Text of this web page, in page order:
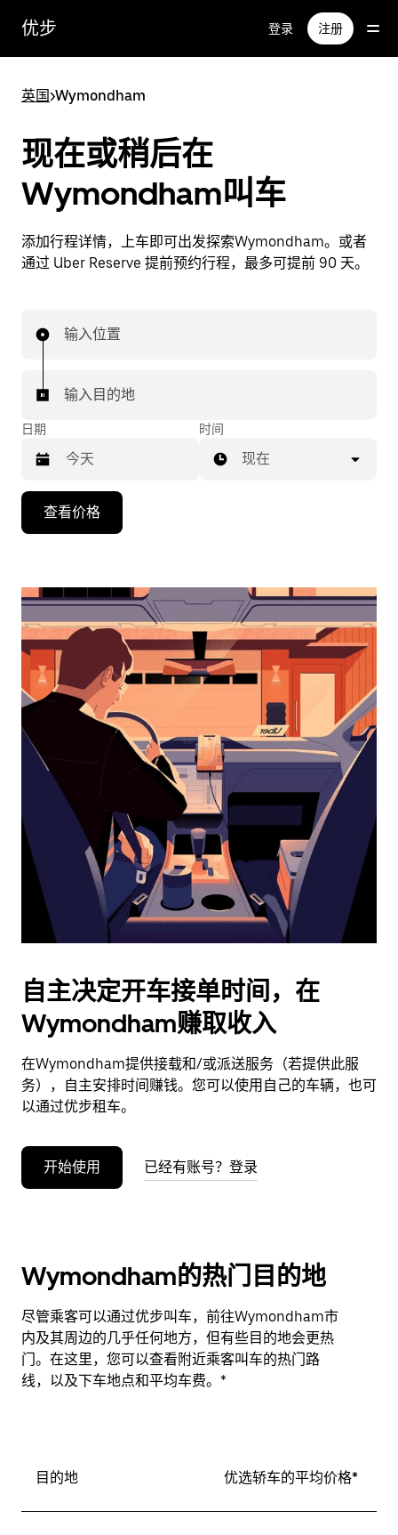
优步 登录 注册
英国>Wymondham
现在或稍后在
Wymondham叫车
添加行程详情，上车即可出发探索Wymondham。或者
通过 Uber Reserve 提前预约行程，最多可提前 90 天。
输入位置
输入目的地
日期
向
头
浏
日
并
期。
按
退
闭
日
历。
时间
现在
查看价格
自主决定开车接单时间，在
Wymondham赚取收入
在Wymondham提供接载和/或派送服务（若提供此服
务），自主安排时间赚钱。您可以使用自己的车辆，也可
以通过优步租车。
开始使用 已经有账号？登录
Wymondham的热门目的地
尽管乘客可以通过优步叫车，前往Wymondham市
内及其周边的几乎任何地方，但有些目的地会更热
门。在这里，您可以查看附近乘客叫车的热门路
线，以及下车地点和平均车费。*
目的地 优选轿车的平均价格*